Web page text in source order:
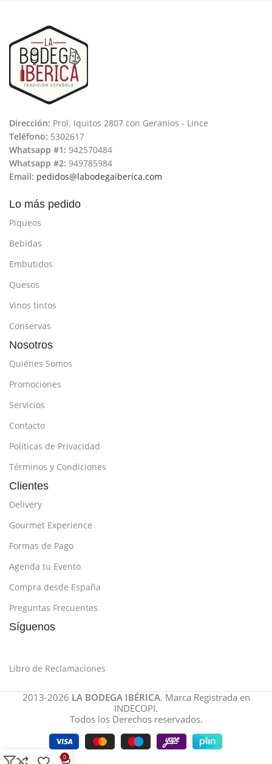
Dirección: Prol. Iquitos 2807 con Geranios - Lince
Teléfono: 5302617
Whatsapp #1: 942570484
Whatsapp #2: 949785984
Email: pedidos@labodegaiberica.com
Lo más pedido
Piqueos
Bebidas
Embutidos
Quesos
Vinos tintos
Conservas
Nosotros
Quiénes Somos
Promociones
Servicios
Contacto
Políticas de Privacidad
Términos y Condiciones
Clientes
Delivery
Gourmet Experience
Formas de Pago
Agenda tu Evento
Compra desde España
Preguntas Frecuentes
Síguenos
Libro de Reclamaciones
2013-2026 LA BODEGA IBÉRICA. Marca Registrada en
INDECOPI.
Todos los Derechos reservados.
0